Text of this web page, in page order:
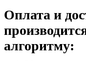
Оплата и
алгоритму: